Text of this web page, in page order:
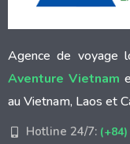
Agence de voyage
Aventure Vietnam
au Vietnam, Laos et
Hotline 24/7: